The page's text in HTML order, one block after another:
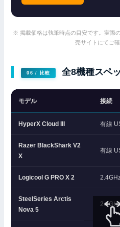
※ 掲載価格は執筆時点の目安です。実際
売サイトにてご確
06 / 比較 全8機種スペ
モデル 接続
HyperX Cloud III 有線
Razer BlackShark V2
X
有線
Logicool G PRO X 2
SteelSeries Arctis
Nova 5